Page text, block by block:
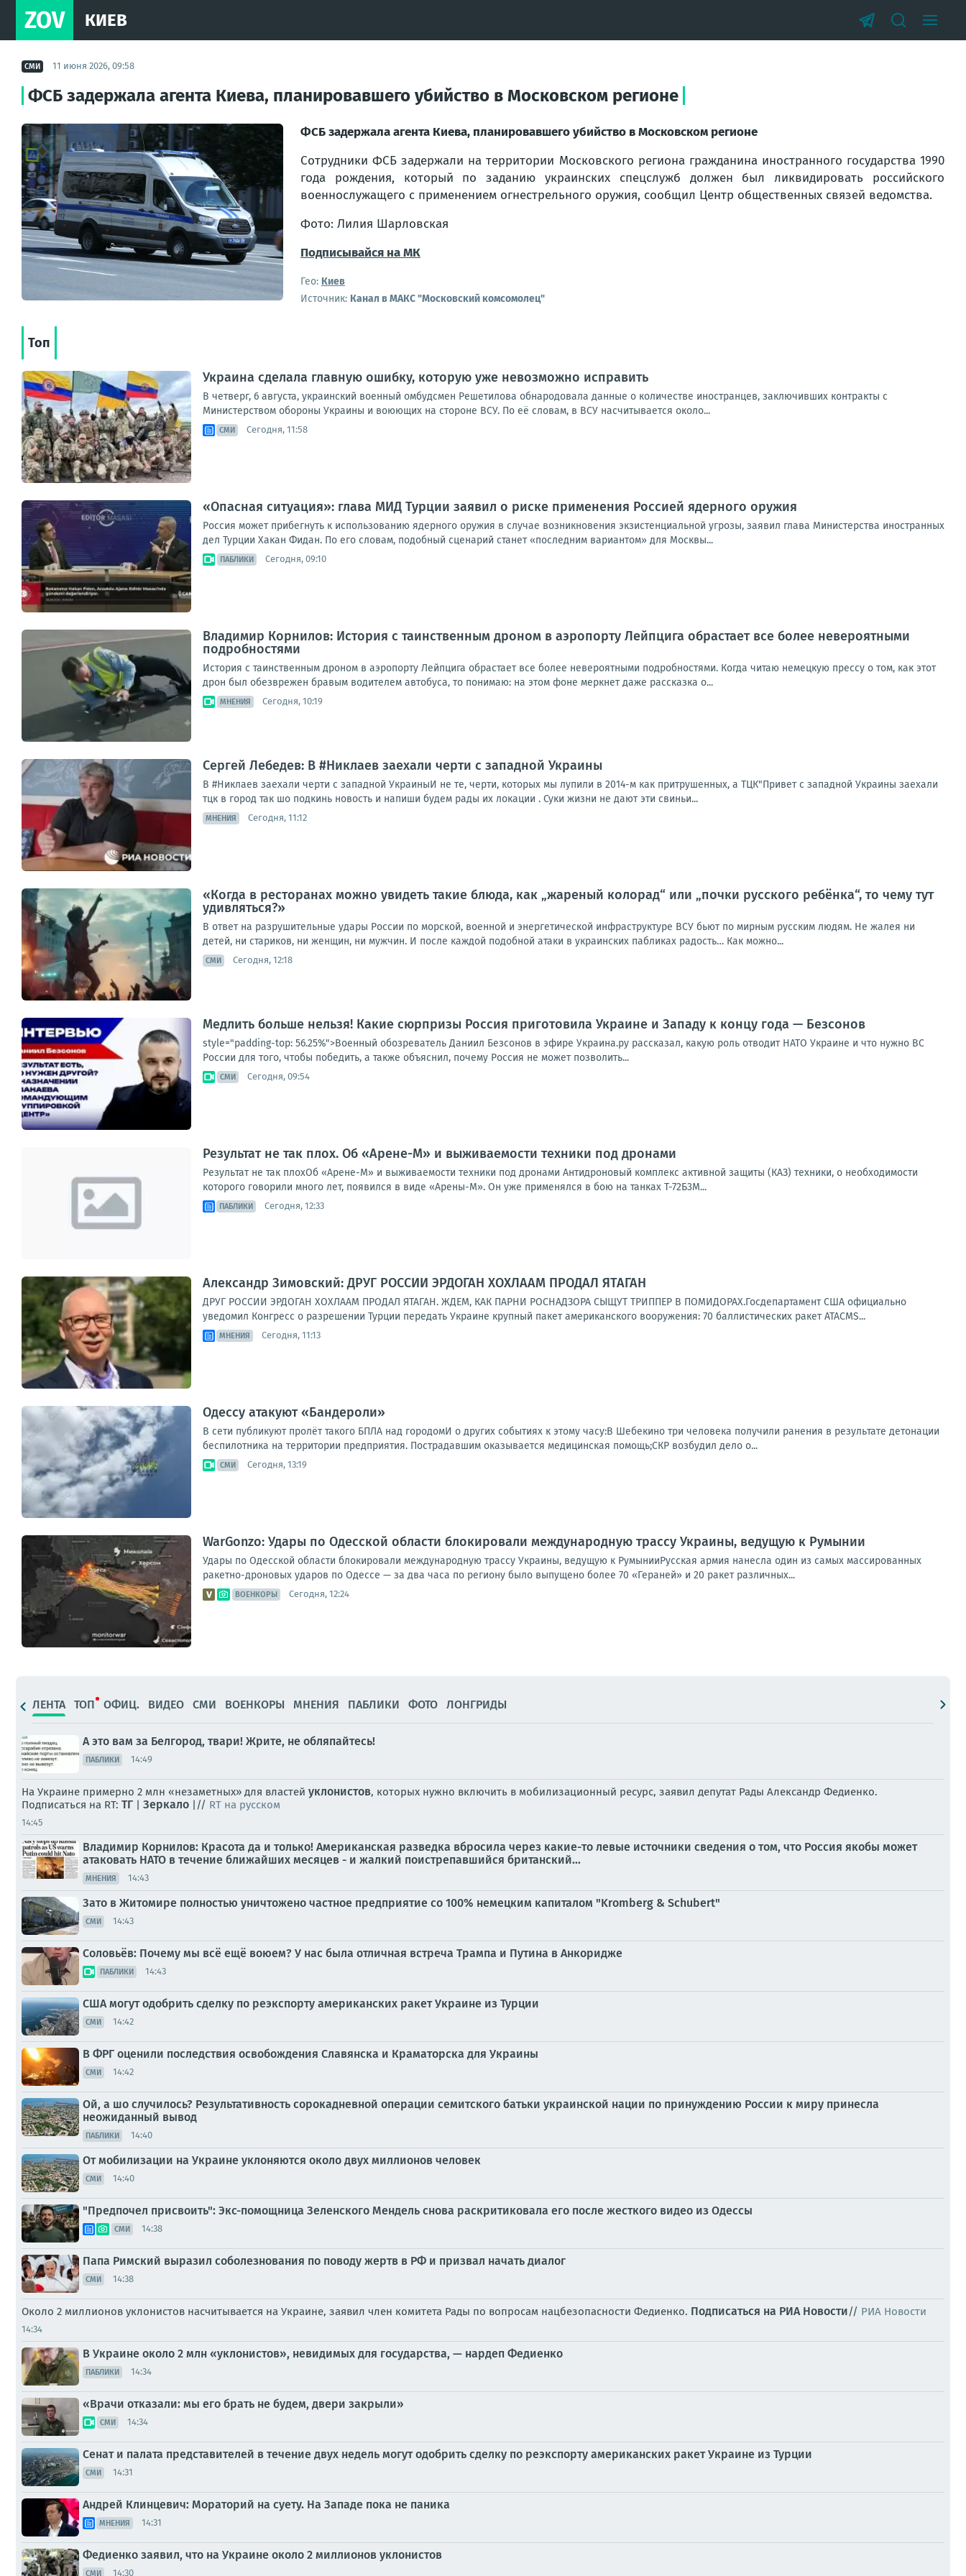
ZOV КИЕВ
СМИ 11 июня 2026, 09:58
ФСБ задержала агента Киева, планировавшего убийство в Московском регионе
ФСБ задержала агента Киева, планировавшего убийство в Московском регионе
Сотрудники ФСБ задержали на территории Московского региона гражданина иностранного государства 1990
года рождения, который по заданию украинских спецслужб должен был ликвидировать российского
военнослужащего с применением огнестрельного оружия, сообщил Центр общественных связей ведомства.
Фото: Лилия Шарловская
Подписывайся на МК
Гео: Киев
Источник: Канал в МАКС "Московский комсомолец"
Топ
Украина сделала главную ошибку, которую уже невозможно исправить
В четверг, 6 августа, украинский военный омбудсмен Решетилова обнародовала данные о количестве иностранцев, заключивших контракты с
Министерством обороны Украины и воюющих на стороне ВСУ. По её словам, в ВСУ насчитывается около...
СМИ Сегодня, 11:58
«Опасная ситуация»: глава МИД Турции заявил о риске применения Россией ядерного оружия
Россия может прибегнуть к использованию ядерного оружия в случае возникновения экзистенциальной угрозы, заявил глава Министерства иностранных
дел Турции Хакан Фидан. По его словам, подобный сценарий станет «последним вариантом» для Москвы...
ПАБЛИКИ Сегодня, 09:10
Владимир Корнилов: История с таинственным дроном в аэропорту Лейпцига обрастает все более невероятными
подробностями
История с таинственным дроном в аэропорту Лейпцига обрастает все более невероятными подробностями. Когда читаю немецкую прессу о том, как этот
дрон был обезврежен бравым водителем автобуса, то понимаю: на этом фоне меркнет даже рассказка о...
МНЕНИЯ Сегодня, 10:19
Сергей Лебедев: В #Никлаев заехали черти с западной Украины
В #Никлаев заехали черти с западной УкраиныИ не те, черти, которых мы лупили в 2014-м как притрушенных, а ТЦК"Привет с западной Украины заехали
тцк в город так шо подкинь новость и напиши будем рады их локации . Суки жизни не дают эти свиньи...
МНЕНИЯ Сегодня, 11:12
«Когда в ресторанах можно увидеть такие блюда, как „жареный колорад“ или „почки русского ребёнка“, то чему тут
удивляться?»
В ответ на разрушительные удары России по морской, военной и энергетической инфраструктуре ВСУ бьют по мирным русским людям. Не жалея ни
детей, ни стариков, ни женщин, ни мужчин. И после каждой подобной атаки в украинских пабликах радость… Как можно...
СМИ Сегодня, 12:18
Медлить больше нельзя! Какие сюрпризы Россия приготовила Украине и Западу к концу года — Безсонов
style="padding-top: 56.25%">Военный обозреватель Даниил Безсонов в эфире Украина.ру рассказал, какую роль отводит НАТО Украине и что нужно ВС
России для того, чтобы победить, а также объяснил, почему Россия не может позволить...
СМИ Сегодня, 09:54
Результат не так плох. Об «Арене-М» и выживаемости техники под дронами
Результат не так плохОб «Арене-М» и выживаемости техники под дронами Антидроновый комплекс активной защиты (КАЗ) техники, о необходимости
которого говорили много лет, появился в виде «Арены-М». Он уже применялся в бою на танках Т-72Б3М...
ПАБЛИКИ Сегодня, 12:33
Александр Зимовский: ДРУГ РОССИИ ЭРДОГАН ХОХЛААМ ПРОДАЛ ЯТАГАН
ДРУГ РОССИИ ЭРДОГАН ХОХЛААМ ПРОДАЛ ЯТАГАН. ЖДЕМ, КАК ПАРНИ РОСНАДЗОРА СЫЩУТ ТРИППЕР В ПОМИДОРАХ.Госдепартамент США официально
уведомил Конгресс о разрешении Турции передать Украине крупный пакет американского вооружения: 70 баллистических ракет ATACMS...
МНЕНИЯ Сегодня, 11:13
Одессу атакуют «Бандероли»
В сети публикуют пролёт такого БПЛА над городомИ о других событиях к этому часу:В Шебекино три человека получили ранения в результате детонации
беспилотника на территории предприятия. Пострадавшим оказывается медицинская помощь;СКР возбудил дело о...
СМИ Сегодня, 13:19
WarGonzo: Удары по Одесской области блокировали международную трассу Украины, ведущую к Румынии
Удары по Одесской области блокировали международную трассу Украины, ведущую к РумынииРусская армия нанесла один из самых массированных
ракетно-дроновых ударов по Одессе — за два часа по региону было выпущено более 70 «Гераней» и 20 ракет различных...
ВОЕНКОРЫ Сегодня, 12:24
ЛЕНТА ТОП ОФИЦ. ВИДЕО СМИ ВОЕНКОРЫ МНЕНИЯ ПАБЛИКИ ФОТО ЛОНГРИДЫ
А это вам за Белгород, твари! Жрите, не обляпайтесь!
ПАБЛИКИ 14:49
На Украине примерно 2 млн «незаметных» для властей уклонистов, которых нужно включить в мобилизационный ресурс, заявил депутат Рады Александр Федиенко.
Подписаться на RT: ТГ | Зеркало |// RT на русском
14:45
Владимир Корнилов: Красота да и только! Американская разведка вбросила через какие-то левые источники сведения о том, что Россия якобы может
атаковать НАТО в течение ближайших месяцев - и жалкий поистрепавшийся британский...
МНЕНИЯ 14:43
Зато в Житомире полностью уничтожено частное предприятие со 100% немецким капиталом "Kromberg & Schubert"
СМИ 14:43
Соловьёв: Почему мы всё ещё воюем? У нас была отличная встреча Трампа и Путина в Анкоридже
ПАБЛИКИ 14:43
США могут одобрить сделку по реэкспорту американских ракет Украине из Турции
СМИ 14:42
В ФРГ оценили последствия освобождения Славянска и Краматорска для Украины
СМИ 14:42
Ой, а шо случилось? Результативность сорокадневной операции семитского батьки украинской нации по принуждению России к миру принесла
неожиданный вывод
ПАБЛИКИ 14:40
От мобилизации на Украине уклоняются около двух миллионов человек
СМИ 14:40
"Предпочел присвоить": Экс-помощница Зеленского Мендель снова раскритиковала его после жесткого видео из Одессы
СМИ 14:38
Папа Римский выразил соболезнования по поводу жертв в РФ и призвал начать диалог
СМИ 14:38
Около 2 миллионов уклонистов насчитывается на Украине, заявил член комитета Рады по вопросам нацбезопасности Федиенко. Подписаться на РИА Новости// РИА Новости
14:34
В Украине около 2 млн «уклонистов», невидимых для государства, — нардеп Федиенко
ПАБЛИКИ 14:34
«Врачи отказали: мы его брать не будем, двери закрыли»
СМИ 14:34
Сенат и палата представителей в течение двух недель могут одобрить сделку по реэкспорту американских ракет Украине из Турции
СМИ 14:31
Андрей Клинцевич: Мораторий на суету. На Западе пока не паника
МНЕНИЯ 14:31
Федиенко заявил, что на Украине около 2 миллионов уклонистов
СМИ 14:30